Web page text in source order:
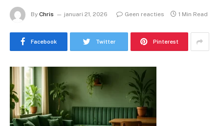
By Chris januari 21, 2026 Geen reacties 1 Min Read
Facebook Twitter Pinterest